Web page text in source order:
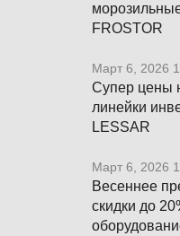
FROSTOR
Март 6, 2026
Супер цены
линейки
LESSAR
Март 6, 2026
Весеннее
скидки до